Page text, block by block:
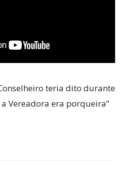
teria dito durante
Vereadora era porqueira”